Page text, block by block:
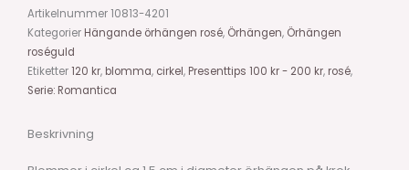
roséguld
mängd
Artikelnummer10813-4201
Kategorier Hängande örhängen rosé, Örhängen, Örhängen
roséguld
Etiketter120 kr, blomma, cirkel, Presenttips 100 kr - 200 kr, rosé,
Serie: Romantica
Beskrivning